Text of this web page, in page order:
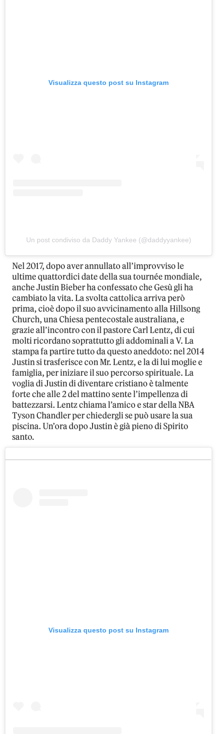
Visualizza questo post su Instagram
Un post condiviso da Daddy Yankee (@daddyyankee)
Nel 2017, dopo aver annullato all’improvviso le
ultime quattordici date della sua tournée mondiale,
anche Justin Bieber ha confessato che Gesù gli ha
cambiato la vita. La svolta cattolica arriva però
prima, cioè dopo il suo avvicinamento alla Hillsong
Church, una Chiesa pentecostale australiana, e
grazie all’incontro con il pastore Carl Lentz, di cui
molti ricordano soprattutto gli addominali a V. La
stampa fa partire tutto da questo aneddoto: nel 2014
Justin si trasferisce con Mr. Lentz, e la di lui moglie e
famiglia, per iniziare il suo percorso spirituale. La
voglia di Justin di diventare cristiano è talmente
forte che alle 2 del mattino sente l’impellenza di
battezzarsi. Lentz chiama l’amico e star della NBA
Tyson Chandler per chiedergli se può usare la sua
piscina. Un’ora dopo Justin è già pieno di Spirito
santo.
Visualizza questo post su Instagram